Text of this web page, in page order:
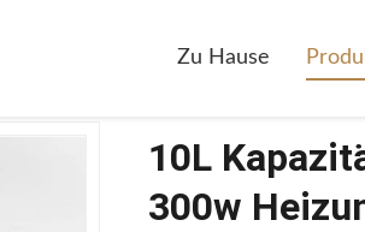
Zu Hause
10L Kapazität Ultraschallreiniger 240w
10L
300w